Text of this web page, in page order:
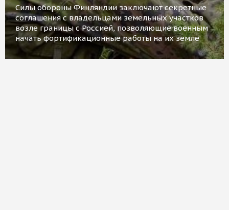
Силы обороны Финляндии заключают секретные
соглашения с владельцами земельных участков
возле границы с Россией, позволяющие военным
начать фортификационные работы на их земле